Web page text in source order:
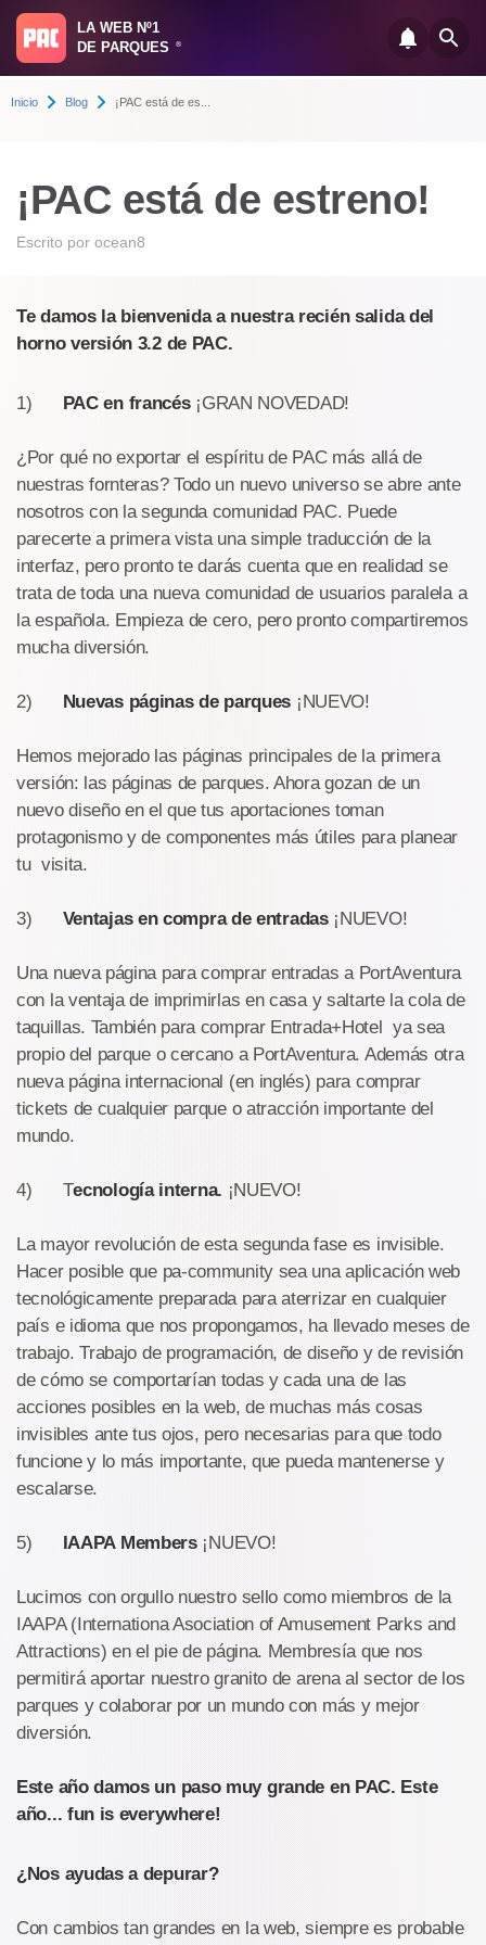
LA WEB Nº1
DE PARQUES
®
Inicio Blog ¡PAC está de es...
¡PAC está de estreno!
Escrito por ocean8
Te damos la bienvenida a nuestra recién salida del
horno versión 3.2 de PAC.
1) PAC en francés¡GRAN NOVEDAD!
¿Por qué no exportar el espíritu de PAC más allá de
nuestras fornteras? Todo un nuevo universo se abre ante
nosotros con la segunda comunidad PAC. Puede
parecerte a primera vista una simple traducción de la
interfaz, pero pronto te darás cuenta que en realidad se
trata de toda una nueva comunidad de usuarios paralela a
la española. Empieza de cero, pero pronto compartiremos
mucha diversión.
2) Nuevas páginas de parques ¡NUEVO!
Hemos mejorado las páginas principales de la primera
versión: las páginas de parques. Ahora gozan de un
nuevo diseño en el que tus aportaciones toman
protagonismo y de componentes más útiles para planear
tu visita.
3) Ventajas en compra de entradas¡NUEVO!
Una nueva página para comprar entradas a PortAventura
con la ventaja de imprimirlas en casa y saltarte la cola de
taquillas. También para comprar Entrada+Hotel ya sea
propio del parque o cercano a PortAventura. Además otra
nueva página internacional (en inglés) para comprar
tickets de cualquier parque o atracción importante del
mundo.
4) Tecnología interna. ¡NUEVO!
La mayor revolución de esta segunda fase es invisible.
Hacer posible que pa-community sea una aplicación web
tecnológicamente preparada para aterrizar en cualquier
país e idioma que nos propongamos, ha llevado meses de
trabajo. Trabajo de programación, de diseño y de revisión
de cómo se comportarían todas y cada una de las
acciones posibles en la web, de muchas más cosas
invisibles ante tus ojos, pero necesarias para que todo
funcione y lo más importante, que pueda mantenerse y
escalarse.
5) IAAPA Members¡NUEVO!
Lucimos con orgullo nuestro sello como miembros de la
IAAPA (Internationa Asociation of Amusement Parks and
Attractions) en el pie de página. Membresía que nos
permitirá aportar nuestro granito de arena al sector de los
parques y colaborar por un mundo con más y mejor
diversión.
Este año damos un paso muy grande en PAC. Este
año... fun is everywhere!
¿Nos ayudas a depurar?
Con cambios tan grandes en la web, siempre es probable